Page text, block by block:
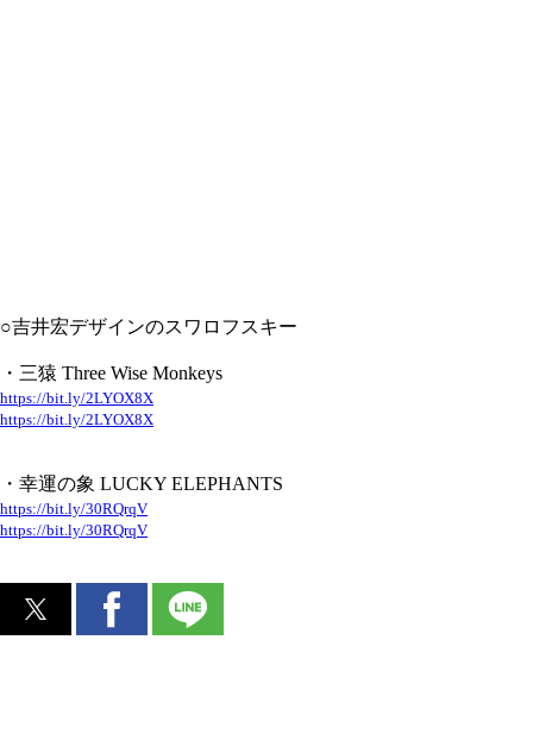
○吉井宏デザインのスワロフスキー
・三猿 Three Wise Monkeys
https://bit.ly/2LYOX8X
https://bit.ly/2LYOX8X
・幸運の象 LUCKY ELEPHANTS
https://bit.ly/30RQrqV
https://bit.ly/30RQrqV